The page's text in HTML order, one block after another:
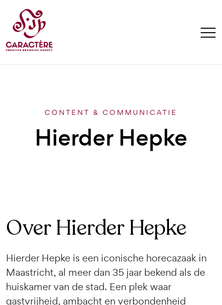
CONTENT & COMMUNICATIE
Hierder Hepke
Over Hierder Hepke
Hierder Hepke is een iconische horecazaak in
Maastricht, al meer dan 35 jaar bekend als de
huiskamer van de stad. Een plek waar
gastvrijheid, ambacht en verbondenheid